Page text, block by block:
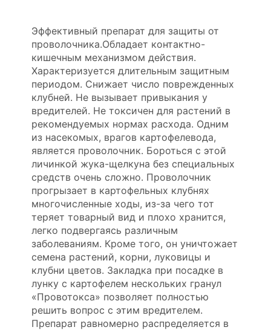
Эффективный препарат для защиты от
проволочника.Обладает контактно-
кишечным механизмом действия.
Характеризуется длительным защитным
периодом. Снижает число поврежденных
клубней. Не вызывает привыкания у
вредителей. Не токсичен для растений в
рекомендуемых нормах расхода. Одним
из насекомых, врагов картофелевода,
является проволочник. Бороться с этой
личинкой жука-щелкуна без специальных
средств очень сложно. Проволочник
прогрызает в картофельных клубнях
многочисленные ходы, из-за чего тот
теряет товарный вид и плохо хранится,
легко подвергаясь различным
заболеваниям. Кроме того, он уничтожает
семена растений, корни, луковицы и
клубни цветов. Закладка при посадке в
лунку с картофелем нескольких гранул
«Провотокса» позволяет полностью
решить вопрос с этим вредителем.
Препарат равномерно распределяется в